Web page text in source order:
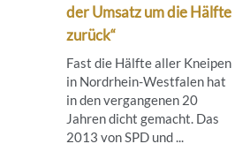
der Umsatz um die Hälfte
zurück“
Fast die Hälfte aller Kneipen
in Nordrhein-Westfalen hat
in den vergangenen 20
Jahren dicht gemacht. Das
2013 von SPD und ...